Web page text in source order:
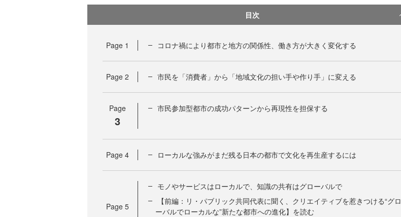
目次
Page 1 コロナ禍により都市と地方の関係性、働き方が大きく変化する
Page 2 市民を「消費者」から「地域文化の担い手や作り手」に変える
Page
3
市民参加型都市の成功パターンから再現性を担保する
Page 4 ローカルな強みがまだ残る日本の都市で文化を再生産するには
Page 5
モノやサービスはローカルで、知識の共有はグローバルで
【前編：リ・パブリック共同代表に聞く、クリエイティブを惹きつける“グロ
ーバルでローカルな”新たな都市への進化】を読む